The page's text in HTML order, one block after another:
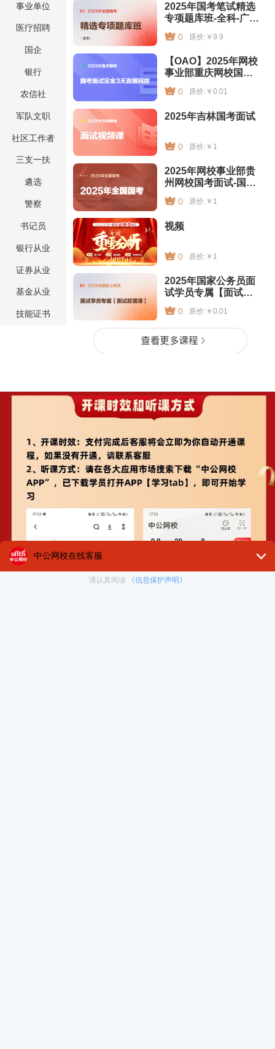
事业单位
医疗招聘
国企
银行
农信社
军队文职
社区工作者
三支一扶
遴选
警察
书记员
银行从业
证券从业
基金从业
技能证书
2025年国考笔试精选
专项题库班-全科-广
东-专享
0 原价:￥9.9
【OAO】2025年网校
事业部重庆网校国考
国考面试定金3天直播
回放
0 原价:￥0.01
2025年吉林国考面试
0 原价:￥1
2025年网校事业部贵
州网校国考面试-国面
交1元抢1000叠加券
+面试基础视频课（国
0 原价:￥1
视频
0 原价:￥1
2025年国家公务员面
试学员专属【面试前
置课】
0 原价:￥0.01